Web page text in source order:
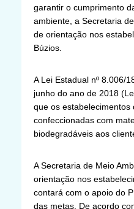
garantir o cumprimento
ambiente, a Secretaria
de orientação nos
Búzios.
A Lei Estadual nº 8.006/
junho do ano de 2018
que os
confeccionadas com
biodegradáveis aos
A Secretaria de Meio
orientação nos
contará com o apoio do
das metas. De acordo